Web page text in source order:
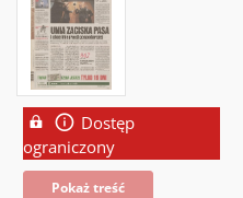
Dostęp
ograniczony
Pokaż treść